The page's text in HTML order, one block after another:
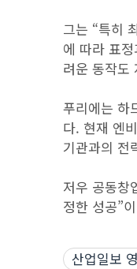
그는 “특히
에 따라 표
려운 동작도
푸리에는 하
다. 현재 엔
기관과의 전
저우 공동창
정한 성공”
산업일보